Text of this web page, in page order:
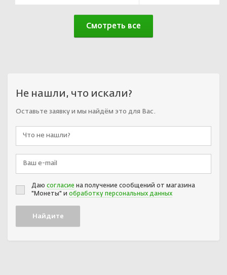
Смотреть все
Не нашли, что искали?
Оставьте заявку и мы найдём это для Вас.
Даю согласие на получение сообщений от магазина
"Монеты" и обработку персональных данных